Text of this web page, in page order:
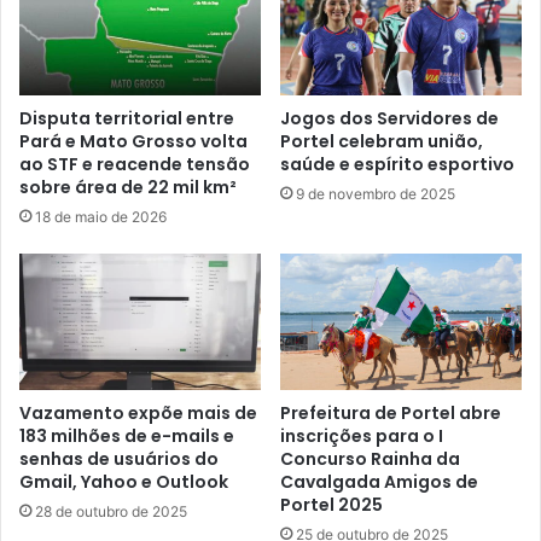
a
b
r
e
m
N
v
o
s
H
o
r
i
z
o
n
t
s
a
4
ª
C
o
f
e
r
ê
n
c
i
a
M
u
n
Disputa territorial entre
Pará e Mato Grosso volta
ao STF e reacende tensão
sobre área de 22 mil km²
18 de maio de 2026
Jogos dos Servidores de
Portel celebram união,
saúde e espírito esportivo
9 de novembro de 2025
Vazamento expõe mais de
183 milhões de e-mails e
senhas de usuários do
Gmail, Yahoo e Outlook
28 de outubro de 2025
Prefeitura de Portel abre
inscrições para o I
Concurso Rainha da
Cavalgada Amigos de
Portel 2025
25 de outubro de 2025